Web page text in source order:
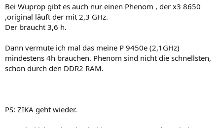
Bei Wuprop gibt es auch nur einen Phenom , der x3 8650
,original läuft der mit 2,3 GHz.
Der braucht 3,6 h.
Dann vermute ich mal das meine P 9450e (2,1GHz)
mindestens 4h brauchen. Phenom sind nicht die schnellsten,
schon durch den DDR2 RAM.
PS: ZIKA geht wieder.